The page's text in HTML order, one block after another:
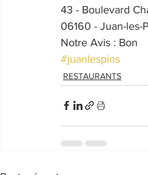
43 - Boulevard
06160 - Juan-les-
Notre Avis : Bon
#juanlespins
RESTAURANTS